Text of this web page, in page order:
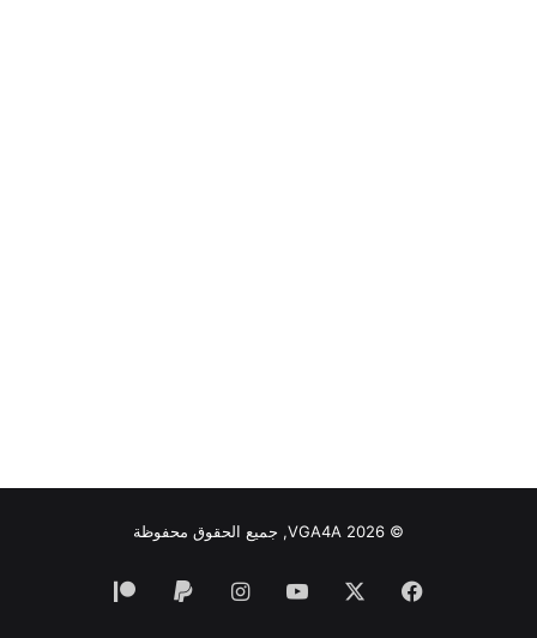
© VGA4A 2026, جميع الحقوق محفوظة
فيسبوك ‫YouTubeانستقرام
‏Paypal
‫Patreon